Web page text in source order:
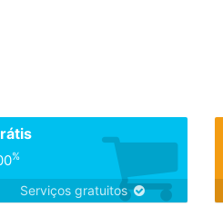
%
Serviços gratuitos